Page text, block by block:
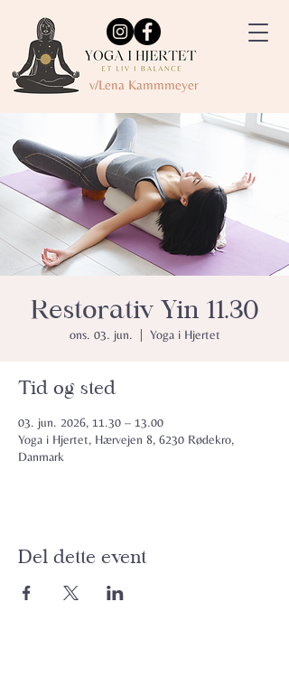
v/Lena Kammmeyer
Restorativ Yin 11.30
ons. 03. jun. Yoga i Hjertet
Tid og sted
03. jun. 2026, 11.30 – 13.00
Yoga i Hjertet, Hærvejen 8, 6230 Rødekro,
Danmark
Del dette event